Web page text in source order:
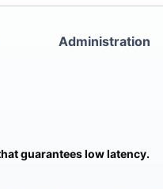
Administration
guarantees low latency.